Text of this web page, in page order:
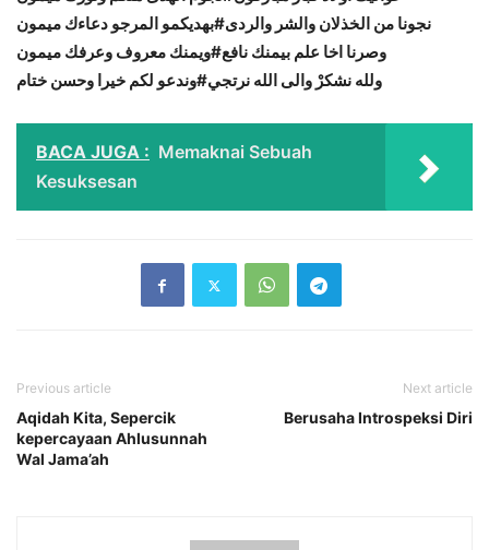
نجونا من الخذلان والشر والردى#بهديكمو المرجو دعاءك ميمون
وصرنا اخا علم بيمنك نافع#ويمنك معروف وعرفك ميمون
ولله نشكرْ والى الله نرتجي#وندعو لكم خيرا وحسن ختام
BACA JUGA : Memaknai Sebuah
Kesuksesan
Previous article
Aqidah Kita, Sepercik
kepercayaan Ahlusunnah
Wal Jama’ah
Next article
Berusaha Introspeksi Diri